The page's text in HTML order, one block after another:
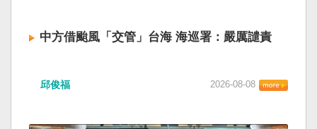
中方借颱風「交管」台海 海巡署：嚴厲譴責
邱俊福 2026-08-08